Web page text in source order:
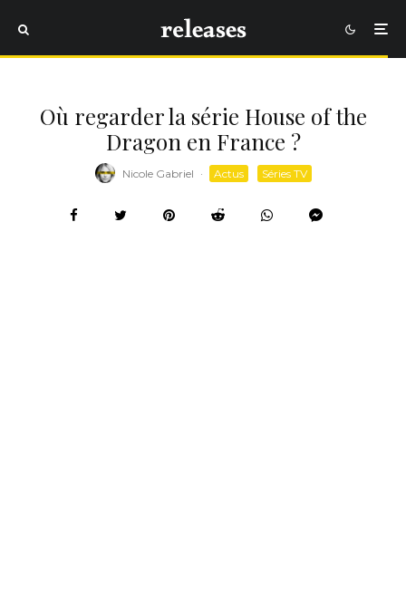
Où regarder la série House of the
Dragon en France ?
Nicole Gabriel · Actus Séries TV